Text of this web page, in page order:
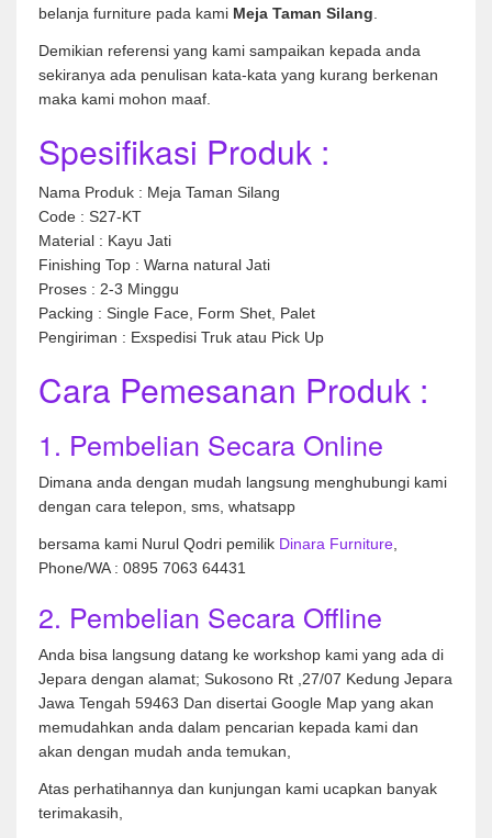
belanja furniture pada kami Meja Taman Silang
Demikian referensi yang kami sampaikan kepada anda
sekiranya ada penulisan kata-kata yang kurang berkenan
maka kami mohon maaf.
Spesifikasi Produk :
Nama Produk : Meja Taman Silang
Code : S27-KT
Material : Kayu Jati
Finishing Top : Warna natural Jati
Proses : 2-3 Minggu
Packing : Single Face, Form Shet, Palet
Pengiriman : Exspedisi Truk atau Pick Up
Cara Pemesanan Produk :
1. Pembelian Secara Online
Dimana anda dengan mudah langsung menghubungi kami
dengan cara telepon, sms, whatsapp
bersama kami Nurul Qodri pemilik Dinara Furniture
Phone/WA : 0895 7063 64431
2. Pembelian Secara Offline
Anda bisa langsung datang ke workshop kami yang ada di
Jepara dengan alamat; Sukosono Rt ,27/07 Kedung Jepara
Jawa Tengah 59463 Dan disertai Google Map yang akan
memudahkan anda dalam pencarian kepada kami dan
akan dengan mudah anda temukan,
Atas perhatihannya dan kunjungan kami ucapkan banyak
terimakasih,